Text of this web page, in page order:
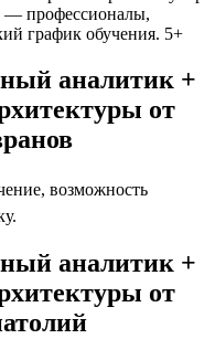
— профессионалы,
график обучения. 5+
аналитик +
от
возможность
аналитик +
от